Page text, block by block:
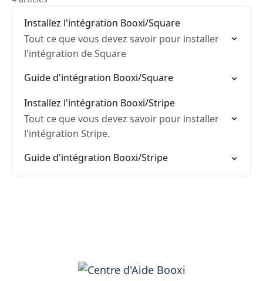
Installez l'intégration Booxi/Square
Tout ce que vous devez savoir pour installer
l'intégration de Square
Guide d'intégration Booxi/Square
Installez l'intégration Booxi/Stripe
Tout ce que vous devez savoir pour installer
l'intégration Stripe.
Guide d'intégration Booxi/Stripe